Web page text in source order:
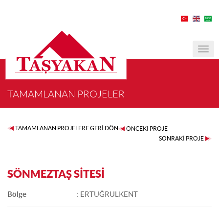
TAMAMLANAN PROJELER
TAMAMLANAN PROJELERE GERİ DÖN
ÖNCEKİ PROJE
SONRAKİ PROJE
SÖNMEZTAŞ SİTESİ
Bölge : ERTUĞRULKENT